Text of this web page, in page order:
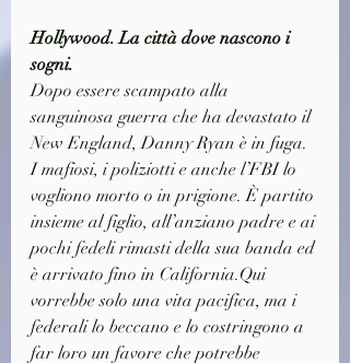
Hollywood. La città dove nascono i
sogni.
Dopo essere scampato alla
sanguinosa guerra che ha devastato il
New England, Danny Ryan è in fuga.
I mafiosi, i poliziotti e anche l’FBI lo
vogliono morto o in prigione. È partito
insieme al figlio, all’anziano padre e ai
pochi fedeli rimasti della sua banda ed
è arrivato fino in California.Qui
vorrebbe solo una vita pacifica, ma i
federali lo beccano e lo costringono a
far loro un favore che potrebbe